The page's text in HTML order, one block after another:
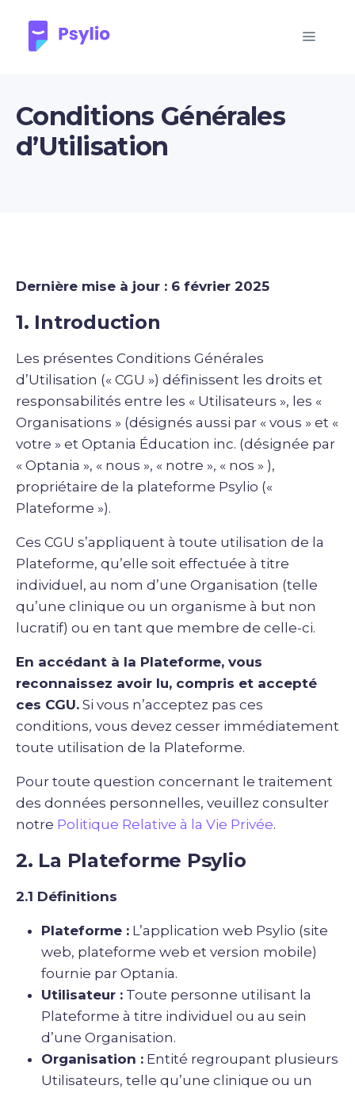
Conditions Générales
d’Utilisation
Dernière mise à jour : 6 février 2025
1. Introduction
Les présentes Conditions Générales
d’Utilisation (« CGU ») définissent les droits et
responsabilités entre les « Utilisateurs », les «
Organisations » (désignés aussi par « vous » et «
votre » et Optania Éducation inc. (désignée par
« Optania », « nous », « notre », « nos » ),
propriétaire de la plateforme Psylio («
Plateforme »).
Ces CGU s’appliquent à toute utilisation de la
Plateforme, qu’elle soit effectuée à titre
individuel, au nom d’une Organisation (telle
qu’une clinique ou un organisme à but non
lucratif) ou en tant que membre de celle-ci.
En accédant à la Plateforme, vous
reconnaissez avoir lu, compris et accepté
ces CGU. Si vous n’acceptez pas ces
conditions, vous devez cesser immédiatement
toute utilisation de la Plateforme.
Pour toute question concernant le traitement
des données personnelles, veuillez consulter
notre Politique Relative à la Vie Privée.
2. La Plateforme Psylio
2.1 Définitions
Plateforme : L’application web Psylio (site
web, plateforme web et version mobile)
fournie par Optania.
Utilisateur : Toute personne utilisant la
Plateforme à titre individuel ou au sein
d’une Organisation.
Organisation : Entité regroupant plusieurs
Utilisateurs, telle qu’une clinique ou un